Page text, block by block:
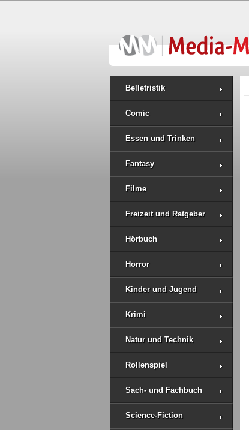
Belletristik
Comic
Essen und Trinken
Fantasy
Filme
Freizeit und Ratgeber
Hörbuch
Horror
Kinder und Jugend
Krimi
Natur und Technik
Rollenspiel
Sach- und Fachbuch
Science-Fiction